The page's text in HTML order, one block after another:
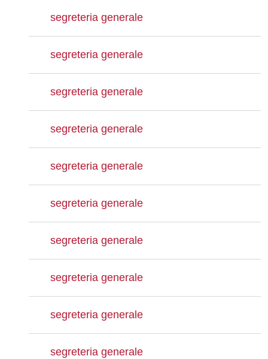
segreteria generale
segreteria generale
segreteria generale
segreteria generale
segreteria generale
segreteria generale
segreteria generale
segreteria generale
segreteria generale
segreteria generale